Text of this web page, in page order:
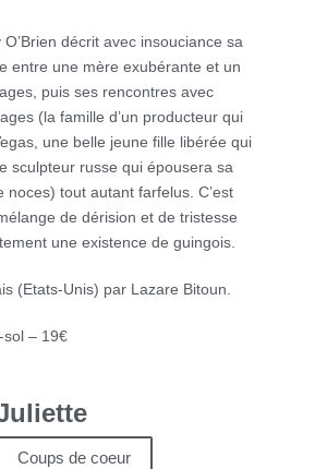
décrit avec insouciance sa
entre une mère exubérante et un
puis ses rencontres avec
(la famille d’un producteur qui
une belle jeune fille libérée qui
sculpteur russe qui épousera sa
noces) tout autant farfelus. C’est
de dérision et de tristesse
une existence de guingois.
(Etats-Unis) par Lazare Bitoun.
sol – 19€
Coups de coeur